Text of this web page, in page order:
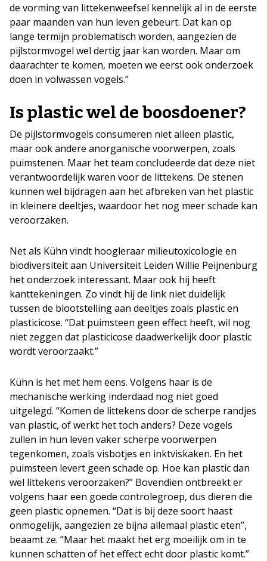
de vorming van littekenweefsel kennelijk al in de eerste
paar maanden van hun leven gebeurt. Dat kan op
lange termijn problematisch worden, aangezien de
pijlstormvogel wel dertig jaar kan worden. Maar om
daarachter te komen, moeten we eerst ook onderzoek
doen in volwassen vogels.”
Is plastic wel de boosdoener?
De pijlstormvogels consumeren niet alleen plastic,
maar ook andere anorganische voorwerpen, zoals
puimstenen. Maar het team concludeerde dat deze niet
verantwoordelijk waren voor de littekens. De stenen
kunnen wel bijdragen aan het afbreken van het plastic
in kleinere deeltjes, waardoor het nog meer schade kan
veroorzaken.
Net als Kühn vindt hoogleraar milieutoxicologie en
biodiversiteit aan Universiteit Leiden Willie Peijnenburg
het onderzoek interessant. Maar ook hij heeft
kanttekeningen. Zo vindt hij de link niet duidelijk
tussen de blootstelling aan deeltjes zoals plastic en
plasticicose. “Dat puimsteen geen effect heeft, wil nog
niet zeggen dat plasticicose daadwerkelijk door plastic
wordt veroorzaakt.”
Kühn is het met hem eens. Volgens haar is de
mechanische werking inderdaad nog niet goed
uitgelegd. “Komen de littekens door de scherpe randjes
van plastic, of werkt het toch anders? Deze vogels
zullen in hun leven vaker scherpe voorwerpen
tegenkomen, zoals visbotjes en inktviskaken. En het
puimsteen levert geen schade op. Hoe kan plastic dan
wel littekens veroorzaken?” Bovendien ontbreekt er
volgens haar een goede controlegroep, dus dieren die
geen plastic opnemen. “Dat is bij deze soort haast
onmogelijk, aangezien ze bijna allemaal plastic eten”,
beaamt ze. ”Maar het maakt het erg moeilijk om in te
kunnen schatten of het effect echt door plastic komt.”